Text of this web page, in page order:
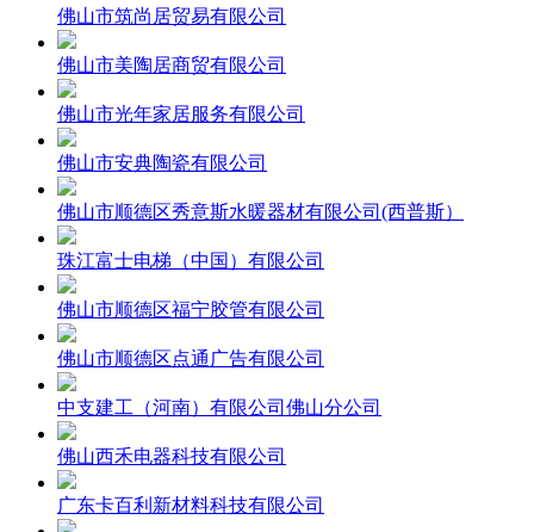
佛山市筑尚居贸易有限公司
佛山市美陶居商贸有限公司
佛山市光年家居服务有限公司
佛山市安典陶瓷有限公司
佛山市顺德区秀意斯水暖器材有限公司(西普斯）
珠江富士电梯（中国）有限公司
佛山市顺德区福宁胶管有限公司
佛山市顺德区点通广告有限公司
中支建工（河南）有限公司佛山分公司
佛山西禾电器科技有限公司
广东卡百利新材料科技有限公司